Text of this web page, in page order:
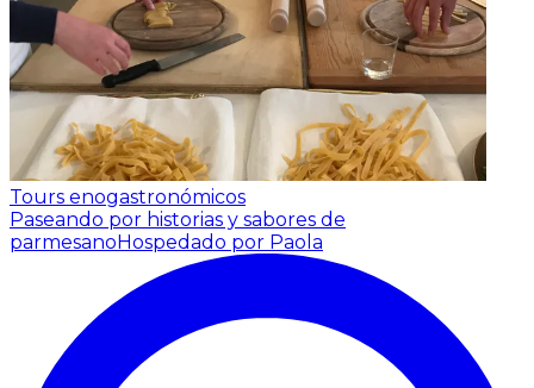
Tours enogastronómicos
Paseando por historias y sabores de
parmesanoHospedado por Paola